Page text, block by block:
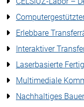
Erlebbare
Interaktiver
Laserbasierte
Multimediale
Nachhaltiges